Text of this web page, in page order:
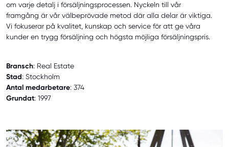
om varje detalj i försäljningsprocessen. Nyckeln till vår
framgång är vår välbeprövade metod där alla delar är viktiga.
Vi fokuserar på kvalitet, kunskap och service för att ge våra
kunder en trygg försäljning och högsta möjliga försäljningspris.
Bransch: Real Estate
Stad: Stockholm
Antal medarbetare: 374
Grundat: 1997